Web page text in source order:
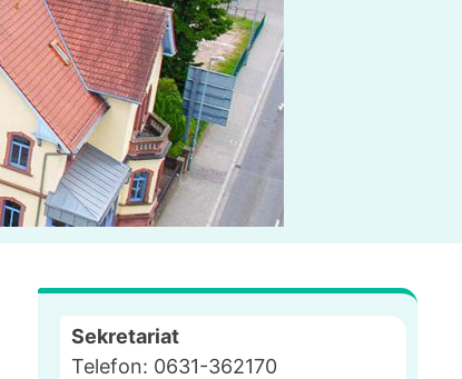
Sekretariat
Telefon: 0631-362170